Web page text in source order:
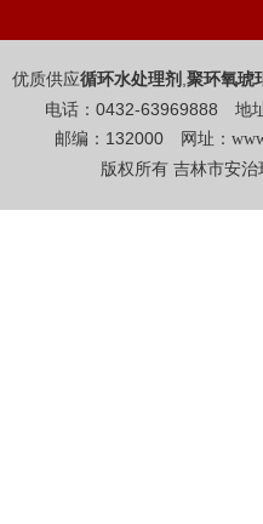
优质供应循环水处理剂 ,聚环氧琥
电话：0432-63969888 地
邮编：132000 网址：
版权所有 吉林市安